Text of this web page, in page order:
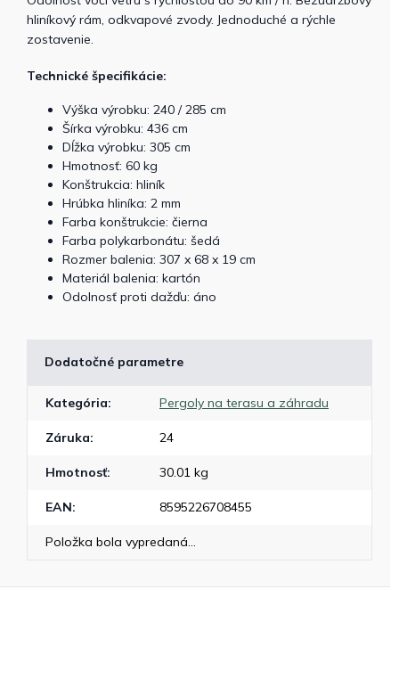
hliníkový rám, odkvapové zvody. Jednoduché a rýchle
zostavenie.
Technické špecifikácie:
Výška výrobku: 240 / 285 cm
Šírka výrobku: 436 cm
Dĺžka výrobku: 305 cm
Hmotnosť: 60 kg
Konštrukcia: hliník
Hrúbka hliníka: 2 mm
Farba konštrukcie: čierna
Farba polykarbonátu: šedá
Rozmer balenia: 307 x 68 x 19 cm
Materiál balenia: kartón
Odolnosť proti dažďu: áno
Dodatočné parametre
Kategória: Pergoly na terasu a záhradu
Záruka: 24
Hmotnosť: 30.01 kg
EAN: 8595226708455
Položka bola vypredaná…